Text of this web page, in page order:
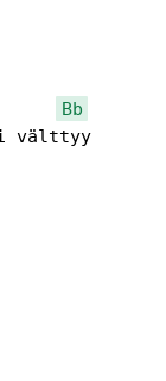
Bb
välttyy